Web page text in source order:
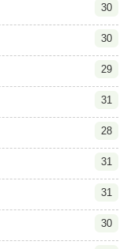
30
30
29
31
28
31
31
30